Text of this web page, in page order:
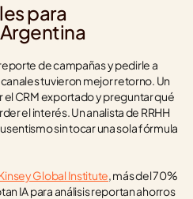
para
de campañas y pedirle a
tuvieron mejor retorno. Un
CRM exportado y preguntar qué
el interés. Un analista de RRHH
sin tocar una sola fórmula
Global Institute, más del 70%
IA para análisis reportan ahorros